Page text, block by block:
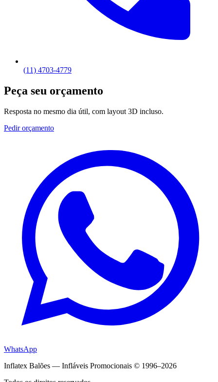
(11) 4703-4779
Peça seu orçamento
Resposta no mesmo dia útil, com layout 3D incluso.
Pedir orçamento
WhatsApp
Inflatex Balões — Infláveis Promocionais © 1996–2026